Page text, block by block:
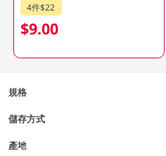
4件$22
$9.00
規格
儲存方式
產地